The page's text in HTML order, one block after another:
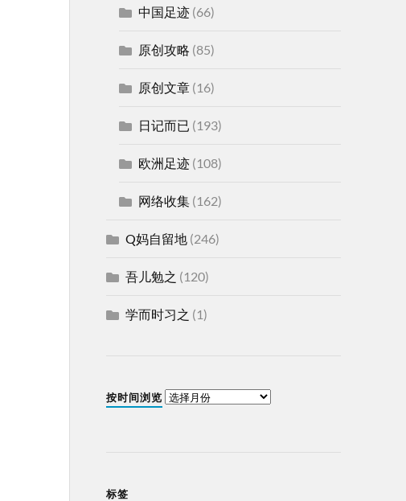
中国足迹(66)
原创攻略 (85)
原创文章(16)
日记而已 (193)
欧洲足迹(108)
网络收集(162)
Q妈自留地(246)
吾儿勉之 (120)
学而时习之 (1)
按时间浏览
标签